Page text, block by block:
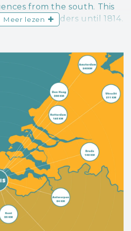
from the south. This
to Flanders until 1814.
atmosphere.
offers the best of both
history, picturesque
miles of sandy beaches,
rugged nature—this place
has it all.
Meer lezen